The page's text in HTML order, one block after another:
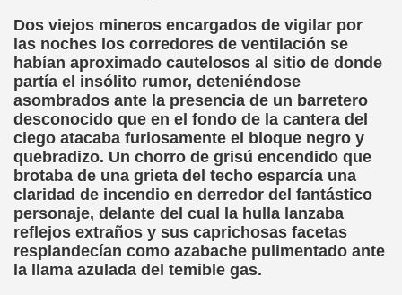
Dos viejos mineros encargados de vigilar por
las noches los corredores de ventilación se
habían aproximado cautelosos al sitio de donde
partía el insólito rumor, deteniéndose
asombrados ante la presencia de un barretero
desconocido que en el fondo de la cantera del
ciego atacaba furiosamente el bloque negro y
quebradizo. Un chorro de grisú encendido que
brotaba de una grieta del techo esparcía una
claridad de incendio en derredor del fantástico
personaje, delante del cual la hulla lanzaba
reflejos extraños y sus caprichosas facetas
resplandecían como azabache pulimentado ante
la llama azulada del temible gas.
Solana)
Antonio Campos Sánchez)
(Pedro Zurita)
el Alumnado y Carta del Director a los padres (Col.
Braille Como Medio de Lectura y Escritura (Dr. Phil
(Àngel Mas Parera)
(Alberto Gil)